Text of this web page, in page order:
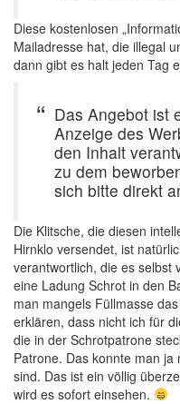
Diese kostenlosen
Mailadresse hat, die illegal
dann gibt es halt jeden Tag
Das Angebot ist
Anzeige des
den Inhalt
zu dem
sich bitte direkt
Die Klitsche, die diesen
Hirnklo versendet, ist
verantwortlich, die es selbst
eine Ladung Schrot in den
man mangels Füllmasse
erklären, dass nicht ich für
die in der Schrotpatrone
Patrone. Das konnte man
sind. Das ist ein völlig
wird es sofort einsehen.